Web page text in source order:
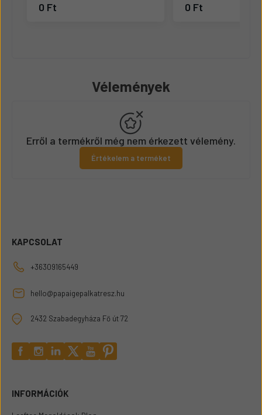
0 Ft 0 Ft
Vélemények
Erről a termékről még nem érkezett vélemény.
Értékelem a terméket
KAPCSOLAT
+36309165449
hello@papaigepalkatresz.hu
2432 Szabadegyháza Fő út 72
INFORMÁCIÓK